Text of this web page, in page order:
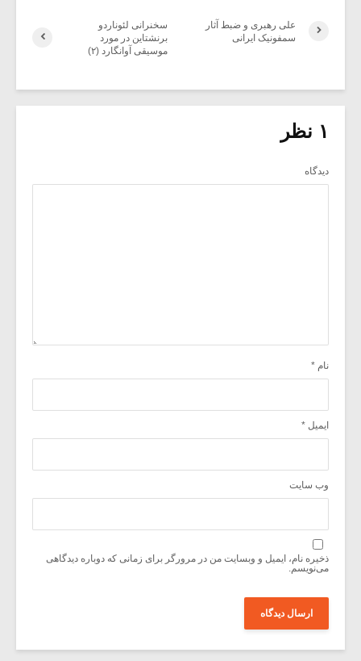
سخنرانی لئوناردو
برنشتاین در مورد
موسیقی آوانگارد (۲)
علی رهبری و ضبط آثار
سمفونیک ایرانی
۱ نظر
دیدگاه
نام *
ایمیل *
وب‌ سایت
ذخیره نام، ایمیل و وبسایت من در مرورگر برای زمانی که دوباره دیدگاهی
می‌نویسم.